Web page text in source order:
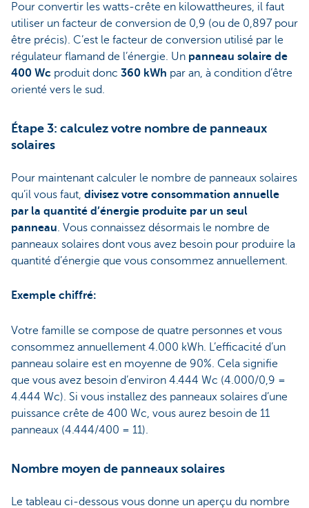
Pour convertir les watts-crête en kilowattheures, il faut
utiliser un facteur de conversion de 0,9 (ou de 0,897 pour
être précis). C’est le facteur de conversion utilisé par le
régulateur flamand de l’énergie. Un panneau solaire de
400 Wc produit donc 360 kWh par an, à condition d’être
orienté vers le sud.
Étape 3: calculez votre nombre de panneaux
solaires
Pour maintenant calculer le nombre de panneaux solaires
qu’il vous faut, divisez votre consommation annuelle
par la quantité d’énergie produite par un seul
panneau. Vous connaissez désormais le nombre de
panneaux solaires dont vous avez besoin pour produire la
quantité d’énergie que vous consommez annuellement.
Exemple chiffré:
Votre famille se compose de quatre personnes et vous
consommez annuellement 4.000 kWh. L’efficacité d’un
panneau solaire est en moyenne de 90%. Cela signifie
que vous avez besoin d’environ 4.444 Wc (4.000/0,9 =
4.444 Wc). Si vous installez des panneaux solaires d’une
puissance crête de 400 Wc, vous aurez besoin de 11
panneaux (4.444/400 = 11).
Nombre moyen de panneaux solaires
Le tableau ci-dessous vous donne un aperçu du nombre